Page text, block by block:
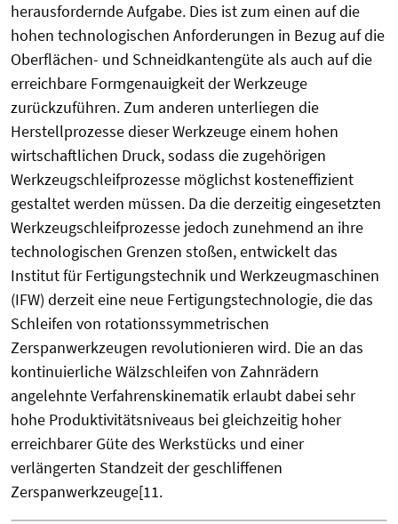
herausfordernde Aufgabe. Dies ist zum einen auf die
hohen technologischen Anforderungen in Bezug auf die
Oberflächen- und Schneidkantengüte als auch auf die
erreichbare Formgenauigkeit der Werkzeuge
zurückzuführen. Zum anderen unterliegen die
Herstellprozesse dieser Werkzeuge einem hohen
wirtschaftlichen Druck, sodass die zugehörigen
Werkzeugschleifprozesse möglichst kosteneffizient
gestaltet werden müssen. Da die derzeitig eingesetzten
Werkzeugschleifprozesse jedoch zunehmend an ihre
technologischen Grenzen stoßen, entwickelt das
Institut für Fertigungstechnik und Werkzeugmaschinen
(IFW) derzeit eine neue Fertigungstechnologie, die das
Schleifen von rotationssymmetrischen
Zerspanwerkzeugen revolutionieren wird. Die an das
kontinuierliche Wälzschleifen von Zahnrädern
angelehnte Verfahrenskinematik erlaubt dabei sehr
hohe Produktivitätsniveaus bei gleichzeitig hoher
erreichbarer Güte des Werkstücks und einer
verlängerten Standzeit der geschliffenen
Zerspanwerkzeuge[11.